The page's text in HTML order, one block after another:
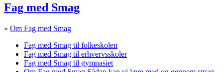
Fag med Smag
» Om Fag med Smag
Fag med Smag til folkeskolen
Fag med Smag til erhvervsskoler
Fag med Smag til gymnasiet